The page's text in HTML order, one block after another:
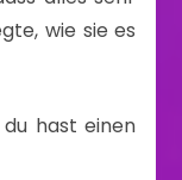
wie sie es
du hast einen